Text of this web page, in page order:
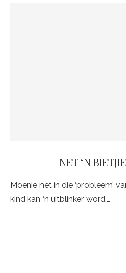
NET ‘N
Moenie net in die ‘probleem’
kind kan ‘n uitblinker word,…